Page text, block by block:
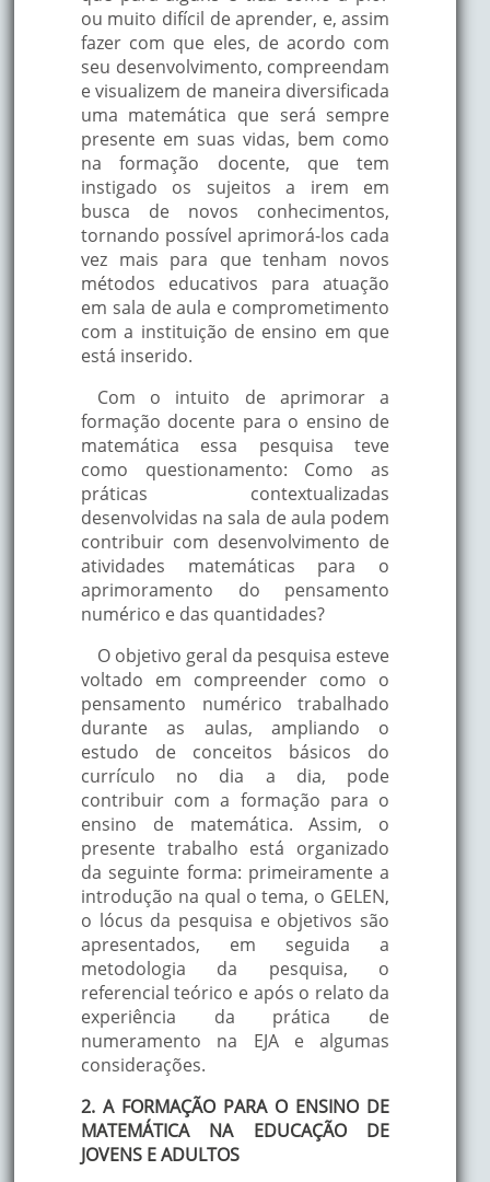
ou muito difícil de aprender, e, assim
fazer com que eles, de acordo com
seu desenvolvimento, compreendam
e visualizem de maneira diversificada
uma matemática que será sempre
presente em suas vidas, bem como
na formação docente, que tem
instigado os sujeitos a irem em
busca de novos conhecimentos,
tornando possível aprimorá-los cada
vez mais para que tenham novos
métodos educativos para atuação
em sala de aula e comprometimento
com a instituição de ensino em que
está inserido.
Com o intuito de aprimorar a
formação docente para o ensino de
matemática essa pesquisa teve
como questionamento: Como as
práticas contextualizadas
desenvolvidas na sala de aula podem
contribuir com desenvolvimento de
atividades matemáticas para o
aprimoramento do pensamento
numérico e das quantidades?
O objetivo geral da pesquisa esteve
voltado em compreender como o
pensamento numérico trabalhado
durante as aulas, ampliando o
estudo de conceitos básicos do
currículo no dia a dia, pode
contribuir com a formação para o
ensino de matemática. Assim, o
presente trabalho está organizado
da seguinte forma: primeiramente a
introdução na qual o tema, o GELEN,
o lócus da pesquisa e objetivos são
apresentados, em seguida a
metodologia da pesquisa, o
referencial teórico e após o relato da
experiência da prática de
numeramento na EJA e algumas
considerações.
2. A FORMAÇÃO PARA O ENSINO DE
MATEMÁTICA NA EDUCAÇÃO DE
JOVENS E ADULTOS